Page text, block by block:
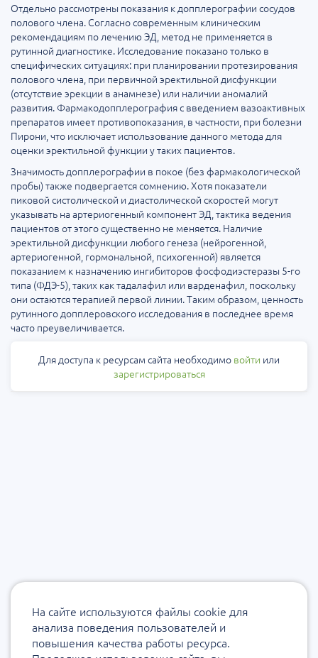
Отдельно рассмотрены показания к допплерографии сосудов
полового члена. Согласно современным клиническим
рекомендациям по лечению ЭД, метод не применяется в
рутинной диагностике. Исследование показано только в
специфических ситуациях: при планировании протезирования
полового члена, при первичной эректильной дисфункции
(отсутствие эрекции в анамнезе) или наличии аномалий
развития. Фармакодопплерография с введением вазоактивных
препаратов имеет противопоказания, в частности, при болезни
Пирони, что исключает использование данного метода для
оценки эректильной функции у таких пациентов.
Значимость допплерографии в покое (без фармакологической
пробы) также подвергается сомнению. Хотя показатели
пиковой систолической и диастолической скоростей могут
указывать на артериогенный компонент ЭД, тактика ведения
пациентов от этого существенно не меняется. Наличие
эректильной дисфункции любого генеза (нейрогенной,
артериогенной, гормональной, психогенной) является
показанием к назначению ингибиторов фосфодиэстеразы 5-го
типа (ФДЭ-5), таких как тадалафил или варденафил, поскольку
они остаются терапией первой линии. Таким образом, ценность
рутинного допплеровского исследования в последнее время
часто преувеличивается.
Для доступа к ресурсам сайта необходимо войти или
зарегистрироваться
На сайте используются файлы cookie для
анализа поведения пользователей и
повышения качества работы ресурса.